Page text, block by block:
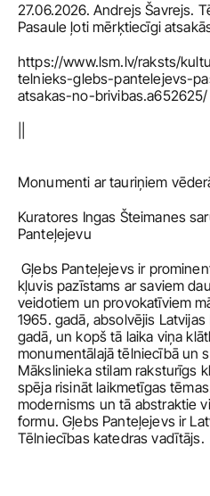
27.06.2026. Andrejs Šavrejs.
Pasaule ļoti mērķtiecīgi
https://www.lsm.lv/raksts/
telnieks-glebs-pantelejevs-
atsakas-no-brivibas.a652625/
Monumenti ar tauriņiem
Kuratores Ingas Šteimanes
Panteļejevu
Gļebs Panteļejevs ir
kļuvis pazīstams ar saviem
veidotiem un provokatīviem
1965. gadā, absolvējis
gadā, un kopš tā laika viņa
monumentālajā tēlniecībā un
Mākslinieka stilam raksturīgs
spēja risināt laikmetīgas
modernisms un tā abstraktie
formu. Gļebs Panteļejevs ir
Tēlniecības katedras vadītājs.